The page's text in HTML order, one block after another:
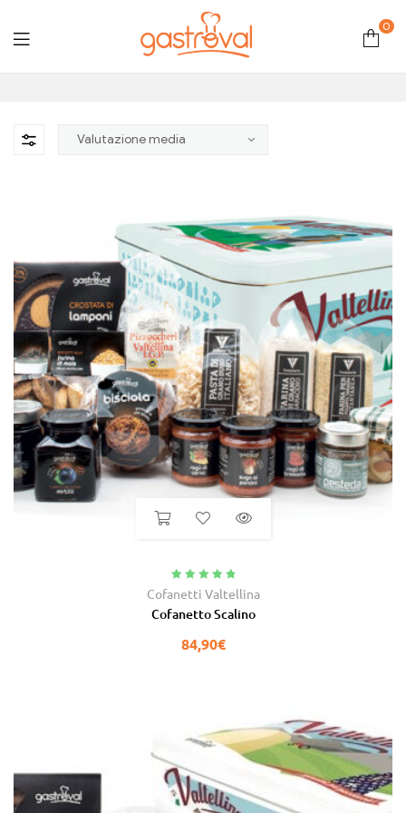
0
Valutato5.00
Cofanetti Valtellina
Cofanetto Scalino
84,90€